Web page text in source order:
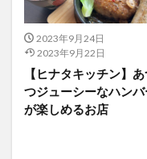
2023年9月24日
2023年9月22日
【ヒナタキッチン】
つジューシーなハン
が楽しめるお店
佐伯市
佐伯市ラ
保護猫
別府市
台湾料理
国東市
地獄めぐ